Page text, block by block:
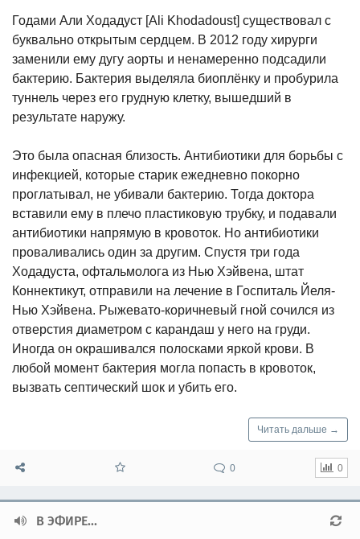
Годами Али Ходадуст [Ali Khodadoust] существовал с
буквально открытым сердцем. В 2012 году хирурги
заменили ему дугу аорты и ненамеренно подсадили
бактерию. Бактерия выделяла биоплёнку и пробурила
туннель через его грудную клетку, вышедший в
результате наружу.
Это была опасная близость. Антибиотики для борьбы с
инфекцией, которые старик ежедневно покорно
проглатывал, не убивали бактерию. Тогда доктора
вставили ему в плечо пластиковую трубку, и подавали
антибиотики напрямую в кровоток. Но антибиотики
проваливались один за другим. Спустя три года
Ходадуста, офтальмолога из Нью Хэйвена, штат
Коннектикут, отправили на лечение в Госпиталь Йеля-
Нью Хэйвена. Рыжевато-коричневый гной сочился из
отверстия диаметром с карандаш у него на груди.
Иногда он окрашивался полосками яркой крови. В
любой момент бактерия могла попасть в кровоток,
вызвать септический шок и убить его.
Читать дальше →
0 0
В ЭФИРЕ...